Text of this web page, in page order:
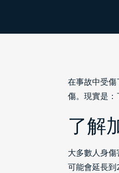
在事故中受
傷。現實是
了解
大多數人身
可能會延長